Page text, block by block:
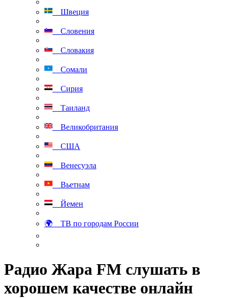
Швеция
Словения
Словакия
Сомали
Сирия
Таиланд
Великобритания
США
Венесуэла
Вьетнам
Йемен
🌍 ТВ по городам России
Радио Жара FM слушать в
хорошем качестве онлайн